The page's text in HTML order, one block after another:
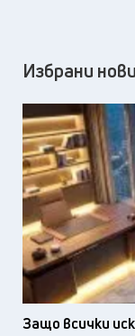
Избрани
Защо всички